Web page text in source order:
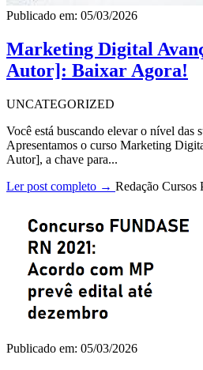
Publicado em: 05/03/2026
Marketing Digital
Autor]: Baixar Agora!
UNCATEGORIZED
Você está buscando elevar o nível das
Apresentamos o curso Marketing
Autor], a chave para...
Ler post completo → Redação Cursos
Publicado em: 05/03/2026